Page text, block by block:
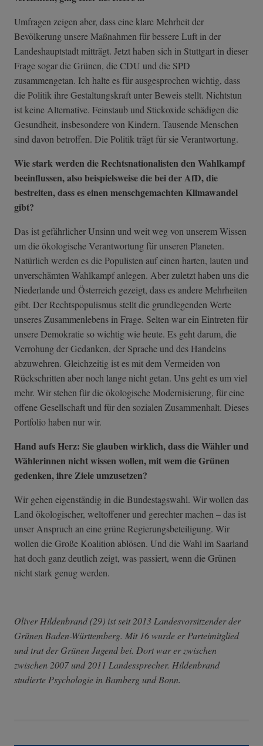
Umfragen zeigen aber, dass eine klare Mehrheit der
Bevölkerung unsere Maßnahmen für bessere Luft in der
Landeshauptstadt mitträgt. Jetzt haben sich in Stuttgart in dieser
Frage sogar die Grünen, die CDU und die SPD
zusammengetan. Ich halte es für ausgesprochen wichtig, dass
die Politik ihre Gestaltungskraft unter Beweis stellt. Nichtstun
ist keine Alternative. Feinstaub und Stickoxide schädigen die
Gesundheit, insbesondere von Kindern. Tausende Menschen
sind davon betroffen. Die Politik trägt für sie Verantwortung.
Wie stark werden die Rechtsnationalisten den Wahlkampf
beeinflussen, also beispielsweise die bei der AfD, die
bestreiten, dass es einen menschgemachten Klimawandel
gibt?
Das ist gefährlicher Unsinn und weit weg von unserem Wissen
um die ökologische Verantwortung für unseren Planeten.
Natürlich werden es die Populisten auf einen harten, lauten und
unverschämten Wahlkampf anlegen. Aber zuletzt haben uns die
Niederlande und Österreich gezeigt, dass es andere Mehrheiten
gibt. Der Rechtspopulismus stellt die grundlegenden Werte
unseres Zusammenlebens in Frage. Selten war ein Eintreten für
unsere Demokratie so wichtig wie heute. Es geht darum, die
Verrohung der Gedanken, der Sprache und des Handelns
abzuwehren. Gleichzeitig ist es mit dem Vermeiden von
Rückschritten aber noch lange nicht getan. Uns geht es um viel
mehr. Wir stehen für die ökologische Modernisierung, für eine
offene Gesellschaft und für den sozialen Zusammenhalt. Dieses
Portfolio haben nur wir.
Hand aufs Herz: Sie glauben wirklich, dass die Wähler und
Wählerinnen nicht wissen wollen, mit wem die Grünen
gedenken, ihre Ziele umzusetzen?
Wir gehen eigenständig in die Bundestagswahl. Wir wollen das
Land ökologischer, weltoffener und gerechter machen – das ist
unser Anspruch an eine grüne Regierungsbeteiligung. Wir
wollen die Große Koalition ablösen. Und die Wahl im Saarland
hat doch ganz deutlich zeigt, was passiert, wenn die Grünen
nicht stark genug werden.
Oliver Hildenbrand (29) ist seit 2013 Landesvorsitzender der
Grünen Baden-Württemberg. Mit 16 wurde er Parteimitglied
und trat der Grünen Jugend bei. Dort war er zwischen
zwischen 2007 und 2011 Landessprecher. Hildenbrand
studierte Psychologie in Bamberg und Bonn.